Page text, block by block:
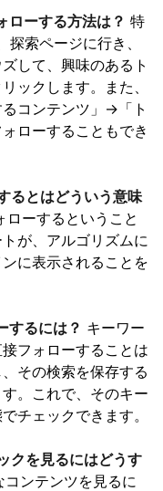
ーする方法は？ 特
索ページに行き、
して、興味のあるト
ックします。また、
コンテンツ」→「ト
ローすることもでき
るとはどういう意味
ーするということ
が、アルゴリズムに
に表示されることを
るには？ キーワー
フォローすることは
その検索を保存する
。これで、そのキー
チェックできます。
クを見るにはどうす
コンテンツを見るに